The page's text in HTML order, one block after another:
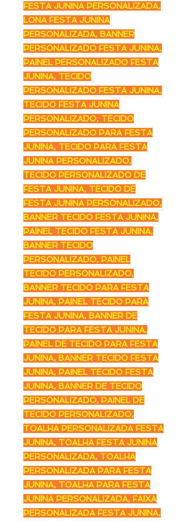
FESTA JUNINA PERSONALIZADA,
LONA FESTA JUNINA
PERSONALIZADA, BANNER
PERSONALIZADO FESTA JUNINA,
PAINEL PERSONALIZADO FESTA
JUNINA, TECIDO
PERSONALIZADO FESTA JUNINA,
TECIDO FESTA JUNINA
PERSONALIZADO, TECIDO
PERSONALIZADO PARA FESTA
JUNINA, TECIDO PARA FESTA
JUNINA PERSONALIZADO,
TECIDO PERSONALIZADO DE
FESTA JUNINA, TECIDO DE
FESTA JUNINA PERSONALIZADO,
BANNER TECIDO FESTA JUNINA,
PAINEL TECIDO FESTA JUNINA,
BANNER TECIDO
PERSONALIZADO, PAINEL
TECIDO PERSONALIZADO,
BANNER TECIDO PARA FESTA
JUNINA, PAINEL TECIDO PARA
FESTA JUNINA, BANNER DE
TECIDO PARA FESTA JUNINA,
PAINEL DE TECIDO PARA FESTA
JUNINA, BANNER TECIDO FESTA
JUNINA, PAINEL TECIDO FESTA
JUNINA, BANNER DE TECIDO
PERSONALIZADO, PAINEL DE
TECIDO PERSONALIZADO,
TOALHA PERSONALIZADA FESTA
JUNINA, TOALHA FESTA JUNINA
PERSONALIZADA, TOALHA
PERSONALIZADA PARA FESTA
JUNINA, TOALHA PARA FESTA
JUNINA PERSONALIZADA, FAIXA
PERSONALIZADA FESTA JUNINA,